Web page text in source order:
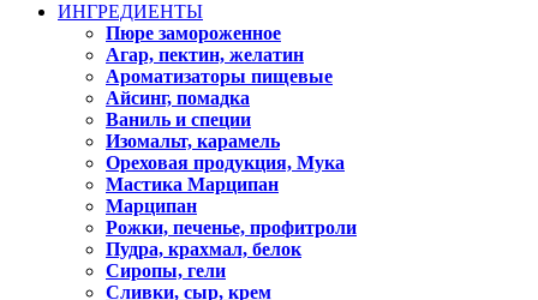
ИНГРЕДИЕНТЫ
Пюре замороженное
Агар, пектин, желатин
Ароматизаторы пищевые
Айсинг, помадка
Ваниль и специи
Изомальт, карамель
Ореховая продукция, Мука
Мастика Марципан
Марципан
Рожки, печенье, профитроли
Пудра, крахмал, белок
Сиропы, гели
Сливки, сыр, крем